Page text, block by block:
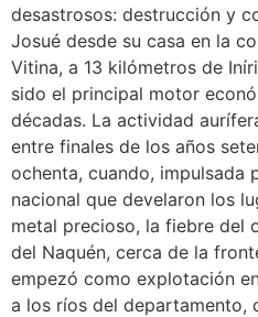
desastrosos: destrucción y
Josué desde su casa en la
Vitina, a 13 kilómetros de
sido el principal motor
décadas. La actividad
entre finales de los años
ochenta, cuando, impulsada
nacional que develaron los
metal precioso, la fiebre del
del Naquén, cerca de la
empezó como explotación
a los ríos del departamento,